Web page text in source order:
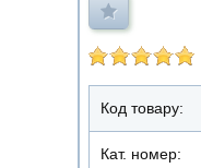
Код товару:
Кат. номер: